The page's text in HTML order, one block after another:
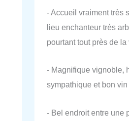
- Accueil vraiment très
lieu enchanteur très
pourtant tout près de
- Magnifique vignoble,
sympathique et bon vin
- Bel endroit entre une